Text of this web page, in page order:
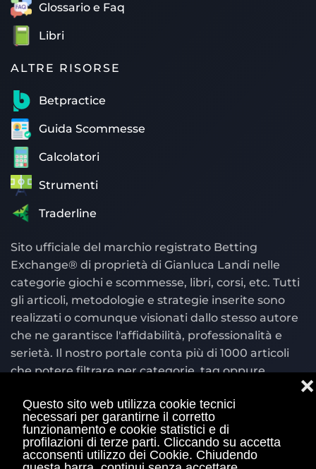
Questo sito web utilizza cookie tecnici
necessari per garantirne il corretto
funzionamento e cookie statistici e di
profilazioni di terze parti. Cliccando su accetta
acconsenti utilizzo dei Cookie. Chiudendo
❌
Glossario e Faq
Libri
ALTRE RISORSE
Betpractice
Guida Scommesse
Calcolatori
Strumenti
Traderline
Sito ufficiale del marchio registrato Betting
Exchange® di proprietà di Gianluca Landi nelle
categorie giochi e scommesse, libri, corsi, etc. Tutti
gli articoli, metodologie e strategie inserite sono
realizzati o comunque visionati dallo stesso autore
che ne garantisce l'affidabilità, professionalità e
serietà. Il nostro portale conta più di 1000 articoli
che potere filtrare per categorie, tag oppure
situato in alto a destra.
© Copyright 2004 - 2026 Bettingexchange.net è
sito ufficiale Betting Exchange® con marchio